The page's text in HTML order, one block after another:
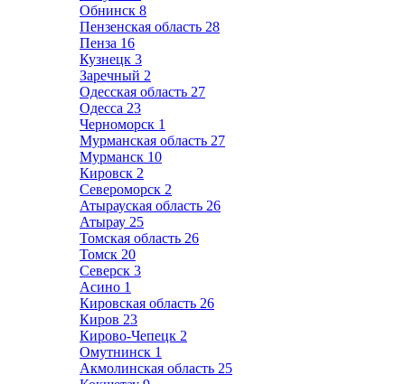
Обнинск 8
Пензенская область 28
Пенза 16
Кузнецк 3
Заречный 2
Одесская область 27
Одесса 23
Черноморск 1
Мурманская область 27
Мурманск 10
Кировск 2
Североморск 2
Атырауская область 26
Атырау 25
Томская область 26
Томск 20
Северск 3
Асино 1
Кировская область 26
Киров 23
Кирово-Чепецк 2
Омутнинск 1
Акмолинская область 25